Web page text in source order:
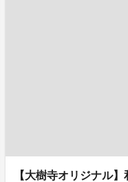
【大樹寺オリジナル